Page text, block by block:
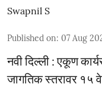
Swapnil S
Published on: 07 Aug
नवी दिल्ली : एकूण
जागतिक स्तरावर १५